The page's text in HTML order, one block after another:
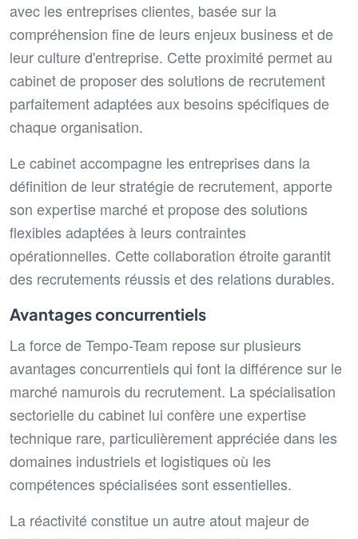
avec les entreprises clientes, basée sur la
compréhension fine de leurs enjeux business et de
leur culture d'entreprise. Cette proximité permet au
cabinet de proposer des solutions de recrutement
parfaitement adaptées aux besoins spécifiques de
chaque organisation.
Le cabinet accompagne les entreprises dans la
définition de leur stratégie de recrutement, apporte
son expertise marché et propose des solutions
flexibles adaptées à leurs contraintes
opérationnelles. Cette collaboration étroite garantit
des recrutements réussis et des relations durables.
Avantages concurrentiels
La force de Tempo-Team repose sur plusieurs
avantages concurrentiels qui font la différence sur le
marché namurois du recrutement. La spécialisation
sectorielle du cabinet lui confère une expertise
technique rare, particulièrement appréciée dans les
domaines industriels et logistiques où les
compétences spécialisées sont essentielles.
La réactivité constitue un autre atout majeur de